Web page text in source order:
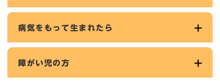
病気をもって生まれたら
障がい児の方